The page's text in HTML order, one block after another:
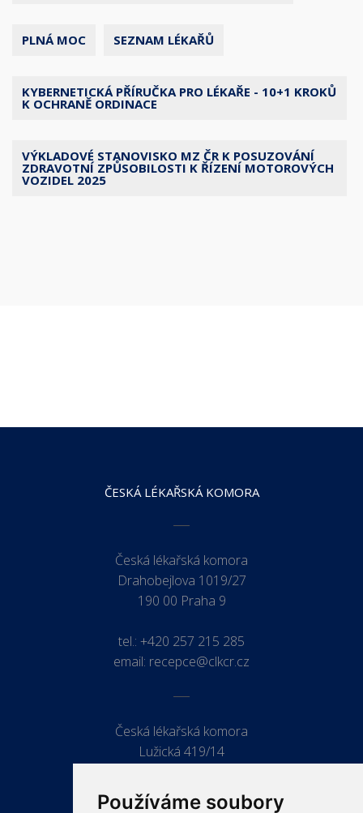
Používáme soubory
PLNÁ MOC SEZNAM LÉKAŘŮ
KYBERNETICKÁ PŘÍRUČKA PRO LÉKAŘE - 10+1 KROKŮ
K OCHRANĚ ORDINACE
VÝKLADOVÉ STANOVISKO MZ ČR K POSUZOVÁNÍ
ZDRAVOTNÍ ZPŮSOBILOSTI K ŘÍZENÍ MOTOROVÝCH
VOZIDEL 2025
ČESKÁ LÉKAŘSKÁ KOMORA
Česká lékařská komora
Drahobejlova 1019/27
190 00 Praha 9
tel.: +420 257 215 285
email: recepce@clkcr.cz
Česká lékařská komora
Lužická 419/14